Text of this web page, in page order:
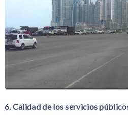
6. Calidad de los servicios